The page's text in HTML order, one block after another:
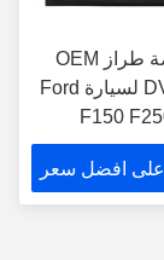
شاشة 7 بوصة طراز OEM
مع سطح DVD لسيارة Ford
F150
Explorer
افضل سعر